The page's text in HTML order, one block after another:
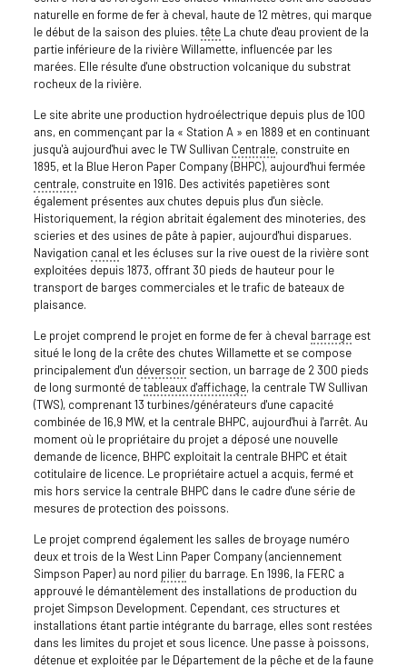
naturelle en forme de fer à cheval, haute de 12 mètres, qui marque
le début de la saison des pluies. têteLa chute d'eau provient de la
partie inférieure de la rivière Willamette, influencée par les
marées. Elle résulte d'une obstruction volcanique du substrat
rocheux de la rivière.
Le site abrite une production hydroélectrique depuis plus de 100
ans, en commençant par la « Station A » en 1889 et en continuant
jusqu'à aujourd'hui avec le TW Sullivan Centrale, construite en
1895, et la Blue Heron Paper Company (BHPC), aujourd'hui fermée
centrale, construite en 1916. Des activités papetières sont
également présentes aux chutes depuis plus d'un siècle.
Historiquement, la région abritait également des minoteries, des
scieries et des usines de pâte à papier, aujourd'hui disparues.
Navigation canal et les écluses sur la rive ouest de la rivière sont
exploitées depuis 1873, offrant 30 pieds de hauteur pour le
transport de barges commerciales et le trafic de bateaux de
plaisance.
Le projet comprend le projet en forme de fer à cheval barrageest
situé le long de la crête des chutes Willamette et se compose
principalement d'un déversoirsection, un barrage de 2 300 pieds
de long surmonté detableaux d'affichage, la centrale TW Sullivan
(TWS), comprenant 13 turbines/générateurs d'une capacité
combinée de 16,9 MW, et la centrale BHPC, aujourd'hui à l'arrêt. Au
moment où le propriétaire du projet a déposé une nouvelle
demande de licence, BHPC exploitait la centrale BHPC et était
cotitulaire de licence. Le propriétaire actuel a acquis, fermé et
mis hors service la centrale BHPC dans le cadre d'une série de
mesures de protection des poissons.
Le projet comprend également les salles de broyage numéro
deux et trois de la West Linn Paper Company (anciennement
Simpson Paper) au nord pilierdu barrage. En 1996, la FERC a
approuvé le démantèlement des installations de production du
projet Simpson Development. Cependant, ces structures et
installations étant partie intégrante du barrage, elles sont restées
dans les limites du projet et sous licence. Une passe à poissons,
détenue et exploitée par le Département de la pêche et de la faune